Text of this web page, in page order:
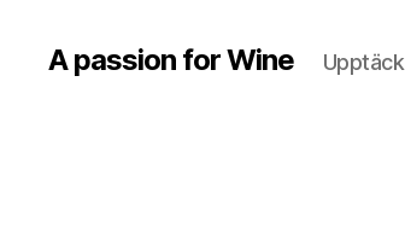
A passion for Wine